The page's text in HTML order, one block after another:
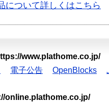
について詳しくはこちら
www.plathome.co.jp/
電子公告 OpenBlocks
online.plathome.co.jp/